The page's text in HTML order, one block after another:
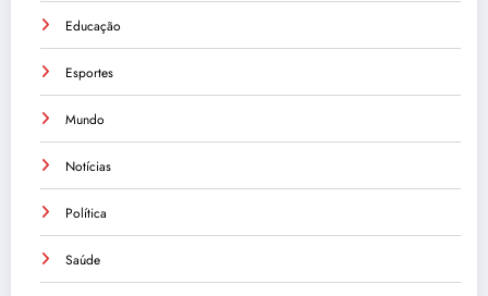
Educação
Esportes
Mundo
Notícias
Política
Saúde